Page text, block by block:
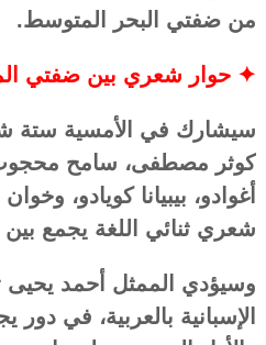
من ضفتي البحر المتوسط.
✦ حوار شعري بين ضفتي
سيشارك في الأمسية ستة
كوثر مصطفى، سامح
أغوادو، بيبيانا كويادو،
شعري ثنائي اللغة يجمع بين
وسيؤدي الممثل أحمد يحيى
الإسبانية بالعربية، في دور